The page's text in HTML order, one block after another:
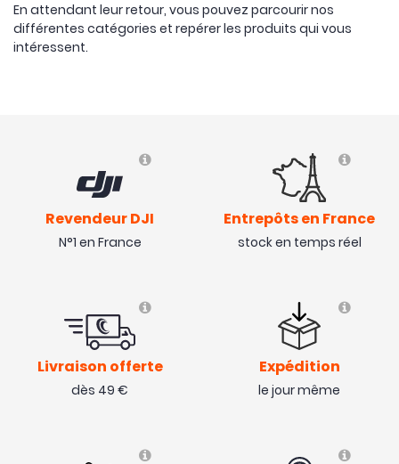
En attendant leur retour, vous pouvez parcourir nos
différentes catégories et repérer les produits qui vous
intéressent.
Revendeur DJI
N°1 en France
Entrepôts en France
stock en temps réel
Livraison offerte
dès 49 €
Expédition
le jour même